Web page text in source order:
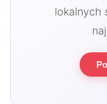
lokalnych